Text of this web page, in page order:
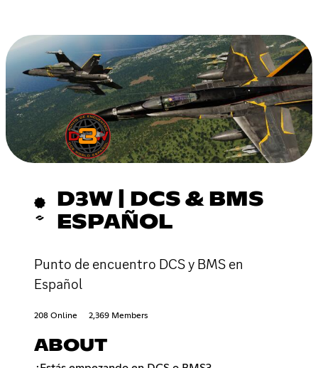
D3W | DCS & BMS
ESPAÑOL
Punto de encuentro DCS y BMS en
Español
208 Online 2,369 Members
ABOUT